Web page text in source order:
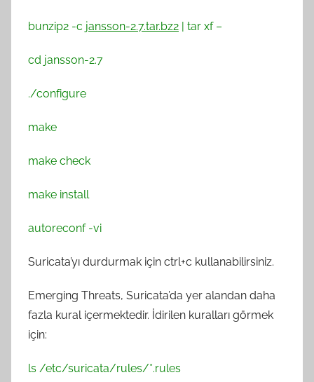
bunzip2 -c jansson-2.7.tar.bz2 | tar xf –
cd jansson-2.7
./configure
make
make check
make install
autoreconf -vi
Suricata’yı durdurmak için ctrl+c kullanabilirsiniz.
Emerging Threats, Suricata’da yer alandan daha
fazla kural içermektedir. İdirilen kuralları görmek
için:
ls /etc/suricata/rules/*.rules